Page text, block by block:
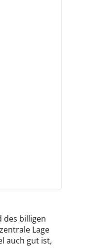
des billigen
Lage
auch gut ist,